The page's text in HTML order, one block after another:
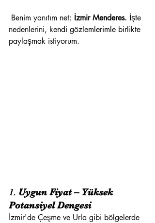
Benim yanıtım net: İzmir Menderes. İşte
nedenlerini, kendi gözlemlerimle birlikte
paylaşmak istiyorum.
1. Uygun Fiyat – Yüksek
Potansiyel Dengesi
İzmir'de Çeşme ve Urla gibi bölgelerde